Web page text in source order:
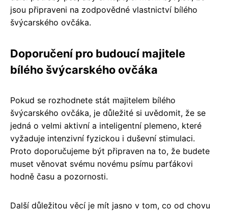
jsou připraveni na zodpovědné vlastnictví bílého
švýcarského ovčáka.
Doporučení pro budoucí majitele
bílého švýcarského ovčáka
Pokud se rozhodnete stát majitelem bílého
švýcarského ovčáka, je důležité si uvědomit, že se
jedná o velmi aktivní a inteligentní plemeno, které
vyžaduje intenzivní fyzickou i duševní stimulaci.
Proto doporučujeme být připraven na to, že budete
muset věnovat svému novému psímu parťákovi
hodně času a pozornosti.
Další důležitou věcí je mít jasno v tom, co od chovu